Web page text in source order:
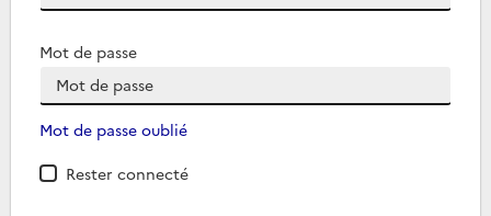
Mot de passe
Mot de passe oublié
Rester connecté